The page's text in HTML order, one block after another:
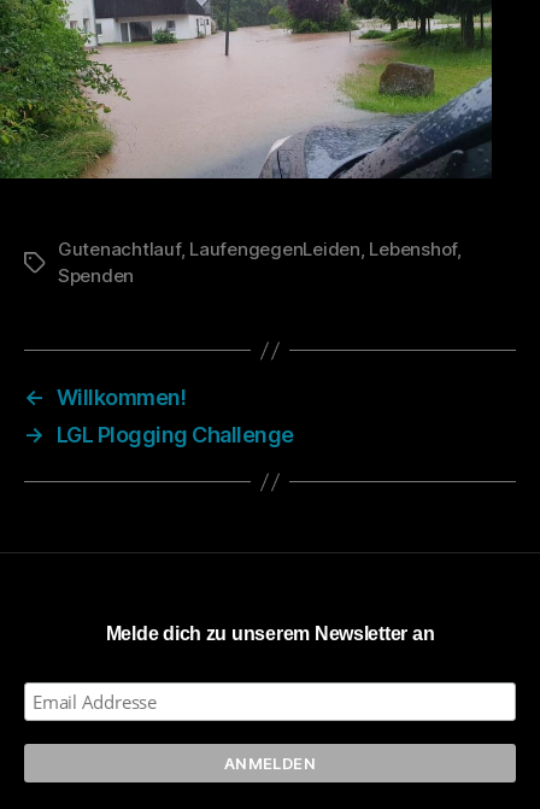
Schlagwörter
Gutenachtlauf, LaufengegenLeiden, Lebenshof,
Spenden
← Willkommen!
→
LGL Plogging Challenge
Melde dich zu unserem Newsletter an